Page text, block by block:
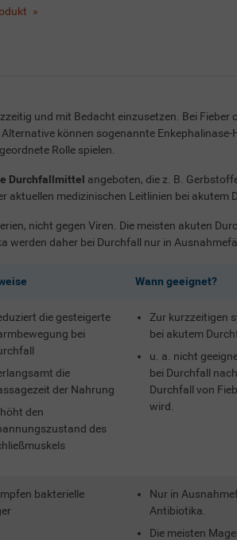
und mit Bedacht einzusetzen. Bei Fieber
können sogenannte Enkephalinase-
Rolle spielen.
Durchfallmittel angeboten, die z. B.
aktuellen medizinischen Leitlinien bei akutem
nicht gegen Viren. Die meisten akuten
werden daher bei Durchfall nur in
Wann geeignet?
die gesteigerte
bei
die
der Nahrung
den
des
Zur kurzzeitigen
bei akutem
u. a. nicht
bei Durchfall
Durchfall von
wird.
bakterielle
Nur in
Antibiotika.
Die meisten